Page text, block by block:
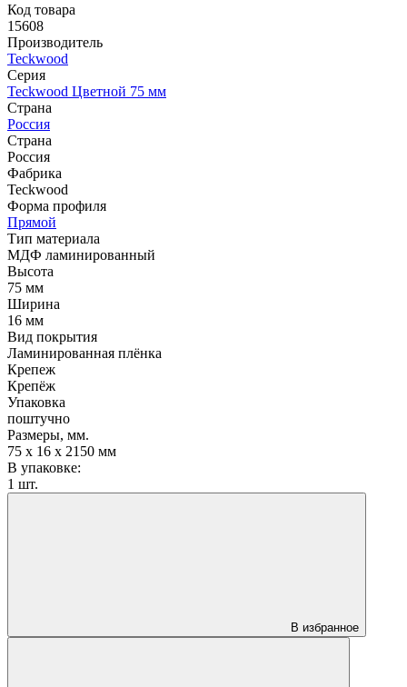
Код товара
15608
Производитель
Teckwood
Серия
Teckwood Цветной 75 мм
Страна
Россия
Страна
Россия
Фабрика
Teckwood
Форма профиля
Прямой
Тип материала
МДФ ламинированный
Высота
75 мм
Ширина
16 мм
Вид покрытия
Ламинированная плёнка
Крепеж
Крепёж
Упаковка
поштучно
Размеры, мм.
75 х 16 х 2150 мм
В упаковке:
1 шт.
В избранное